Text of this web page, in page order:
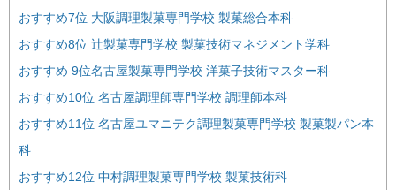
おすすめ7位 大阪調理製菓専門学校 製菓総合本科
おすすめ8位 辻製菓専門学校 製菓技術マネジメント学科
おすすめ 9位名古屋製菓専門学校 洋菓子技術マスター科
おすすめ10位 名古屋調理師専門学校 調理師本科
おすすめ11位 名古屋ユマニテク調理製菓専門学校 製菓製パン本
科
おすすめ12位 中村調理製菓専門学校 製菓技術科